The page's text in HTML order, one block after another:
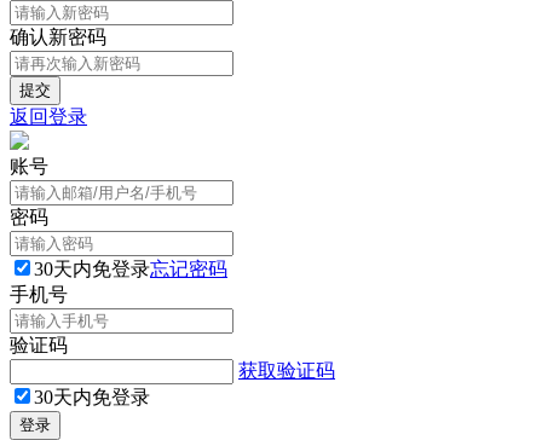
确认新密码
返回登录
账号
密码
30天内免登录忘记密码
手机号
验证码
获取验证码
30天内免登录